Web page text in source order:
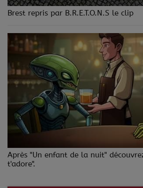
Brest repris par B.R.E.T.O.N.S le clip
Après "Un enfant de la nuit"
t'adore".